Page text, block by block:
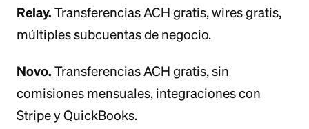
Relay. Transferencias ACH gratis, wires gratis,
múltiples subcuentas de negocio.
Novo. Transferencias ACH gratis, sin
comisiones mensuales, integraciones con
Stripe y QuickBooks.